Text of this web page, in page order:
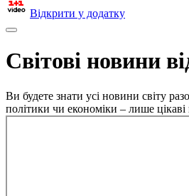
Відкрити у додатку
Світові новини
Ви будете знати усі новини світу
політики чи економіки – лише цікаві